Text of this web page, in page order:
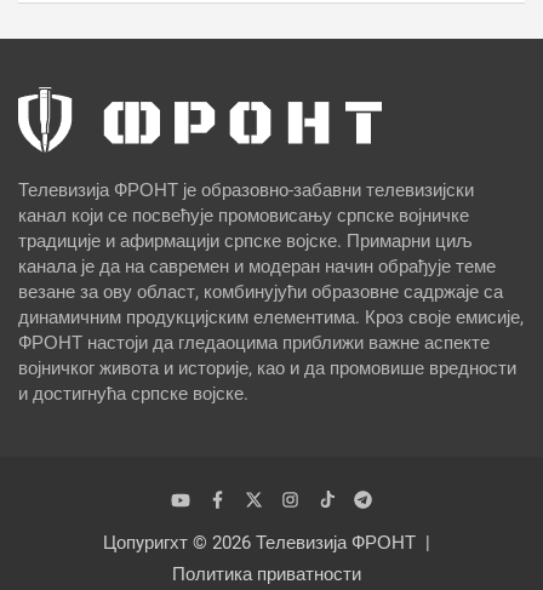
Телевизија ФРОНТ је образовно-забавни телевизијски
канал који се посвећује промовисању српске војничке
традиције и афирмацији српске војске. Примарни циљ
канала је да на савремен и модеран начин обрађује теме
везане за ову област, комбинујући образовне садржаје са
динамичним продукцијским елементима. Кроз своје емисије,
ФРОНТ настоји да гледаоцима приближи важне аспекте
војничког живота и историје, као и да промовише вредности
и достигнућа српске војске.
Цопyригхт © 2026 Телевизија ФРОНТ
Политика приватности